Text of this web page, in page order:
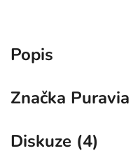
Popis
Značka
Diskuze (4)